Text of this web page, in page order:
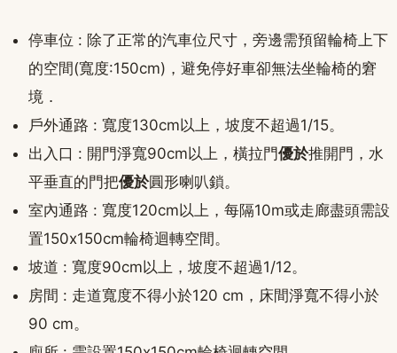
停車位 : 除了正常的汽車位尺寸，旁邊需預留輪椅上下
的空間(寬度:150cm)，避免停好車卻無法坐輪椅的窘
境．
戶外通路 : 寬度130cm以上，坡度不超過1/15。
出入口 : 開門淨寬90cm以上，橫拉門優於推開門，水
平垂直的門把優於圓形喇叭鎖。
室內通路 : 寬度120cm以上，每隔10m或走廊盡頭需設
置150x150cm輪椅迴轉空間。
坡道 : 寬度90cm以上，坡度不超過1/12。
房間 : 走道寬度不得小於120 cm，床間淨寬不得小於
90 cm。